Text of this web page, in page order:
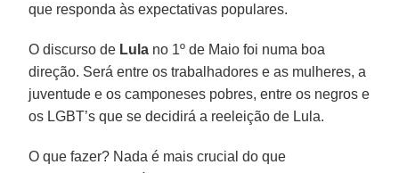
que responda às expectativas populares.
O discurso de Lula no 1º de Maio foi numa boa
direção. Será entre os trabalhadores e as mulheres, a
juventude e os camponeses pobres, entre os negros e
os LGBT’s que se decidirá a reeleição de Lula.
O que fazer? Nada é mais crucial do que